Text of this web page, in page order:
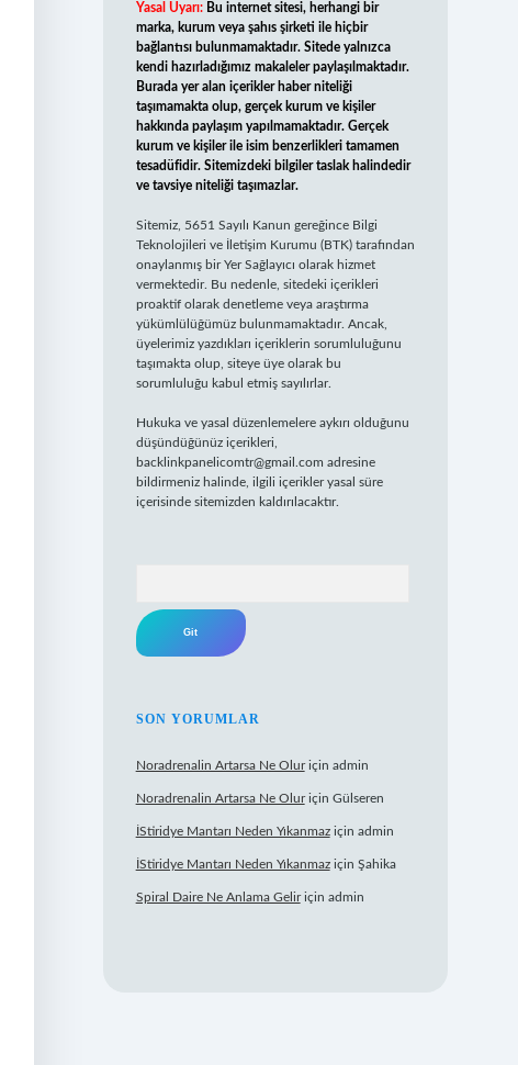
Yasal Uyarı: Bu internet sitesi, herhangi bir
marka, kurum veya şahıs şirketi ile hiçbir
bağlantısı bulunmamaktadır. Sitede yalnızca
kendi hazırladığımız makaleler paylaşılmaktadır.
Burada yer alan içerikler haber niteliği
taşımamakta olup, gerçek kurum ve kişiler
hakkında paylaşım yapılmamaktadır. Gerçek
kurum ve kişiler ile isim benzerlikleri tamamen
tesadüfidir. Sitemizdeki bilgiler taslak halindedir
ve tavsiye niteliği taşımazlar.
Sitemiz, 5651 Sayılı Kanun gereğince Bilgi
Teknolojileri ve İletişim Kurumu (BTK) tarafından
onaylanmış bir Yer Sağlayıcı olarak hizmet
vermektedir. Bu nedenle, sitedeki içerikleri
proaktif olarak denetleme veya araştırma
yükümlülüğümüz bulunmamaktadır. Ancak,
üyelerimiz yazdıkları içeriklerin sorumluluğunu
taşımakta olup, siteye üye olarak bu
sorumluluğu kabul etmiş sayılırlar.
Hukuka ve yasal düzenlemelere aykırı olduğunu
düşündüğünüz içerikleri,
backlinkpanelicomtr@gmail.com adresine
bildirmeniz halinde, ilgili içerikler yasal süre
içerisinde sitemizden kaldırılacaktır.
SON YORUMLAR
Noradrenalin Artarsa Ne Oluriçin admin
Noradrenalin Artarsa Ne Oluriçin Gülseren
İStiridye Mantarı Neden Yıkanmaziçin admin
İStiridye Mantarı Neden Yıkanmaziçin Şahika
Spiral Daire Ne Anlama Geliriçin admin